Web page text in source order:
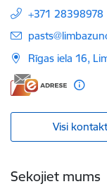
+371 28398978
E-pasts:
Rīgas iela 16,
Visi
Sekojiet mums